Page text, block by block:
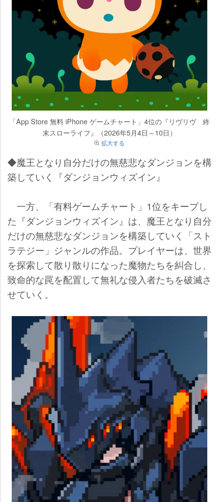
「App Store 無料 iPhone ゲームチャート」4位の『リヴリヴ 終
末スローライフ』（2026年5月4日～10日）
拡大する
◆魔王となり自分だけの無慈悲なダンジョンを構
築していく『ダンジョンウィズイン』
一方、「有料ゲームチャート」1位をキープし
た『ダンジョンウィズイン』は、魔王となり自分
だけの無慈悲なダンジョンを構築していく「スト
ラテジー」ジャンルの作品。プレイヤーは、世界
を探索して散り散りになった魔物たちを糾合し、
致命的な罠を配置して無礼な侵入者たちを破滅さ
せていく。